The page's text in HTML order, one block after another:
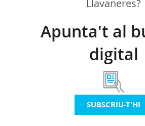
Llavaneres?
Apunta't al
digital
SUBSCRIU-T'HI